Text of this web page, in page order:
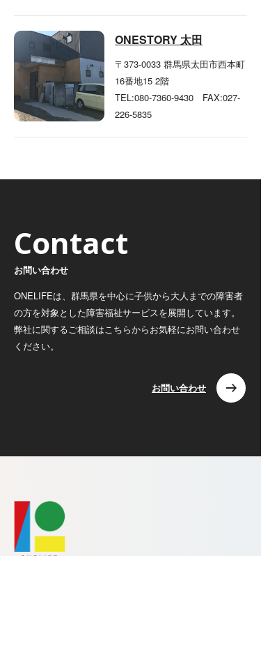
ONESTORY 太田
〒373-0033 群馬県太田市西本町
16番地15 2階
TEL:080-7360-9430 FAX:027-
226-5835
Contact
お問い合わせ
ONELIFEは、群馬県を中心に子供から大人までの障害者
の方を対象とした障害福祉サービスを展開しています。
弊社に関するご相談はこちらからお気軽にお問い合わせ
ください。
お問い合わせ